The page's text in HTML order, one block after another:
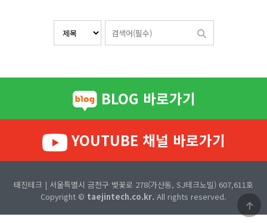
BLOG 바로가기
YOUTUBE 채널 바로가기
태진테크 | 서울특별시 금천구 벚꽃로 278(가산동, SJ테크노빌) 607,611호
Copyright © taejintech.co.kr. All rights reserved.